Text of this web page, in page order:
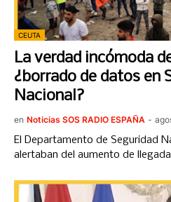
CEUTA
La verdad incómoda
¿borrado de datos en
Nacional?
en Noticias SOS RADIO ESPAÑA -
El Departamento de Seguridad
alertaban del aumento de